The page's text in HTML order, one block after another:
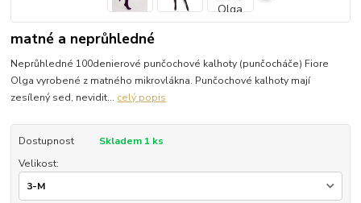
matné a neprůhledné
Neprůhledné 100denierové punčochové kalhoty (punčocháče) Fiore
Olga vyrobené z matného mikrovlákna. Punčochové kalhoty mají
zesílený sed, nevidit... celý popis
Dostupnost
Skladem 1 ks
Velikost: